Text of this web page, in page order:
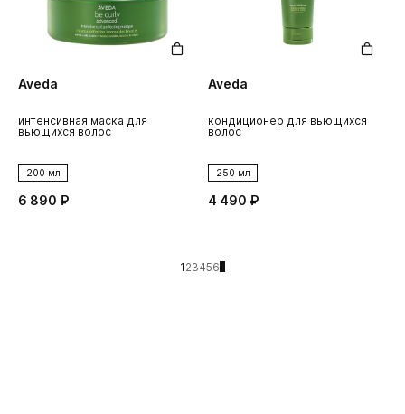
Aveda
интенсивная маска для
вьющихся волос
200 мл
6 890 ₽
Aveda
кондиционер для вьющихся
волос
250 мл
4 490 ₽
1 23456